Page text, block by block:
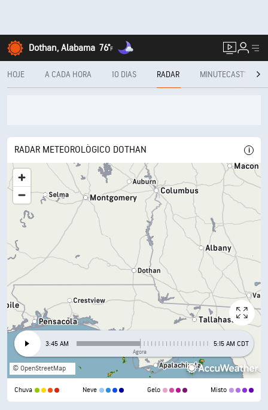
Dothan, Alabama 76°F
HOJE A CADA HORA 10 DIAS RADAR MINUTECAST®
RADAR METEOROLÓGICO DOTHAN
3:45 AM
Agora
5:15 AM CDT
© OpenStreetMap
Chuva Neve Gelo Misto